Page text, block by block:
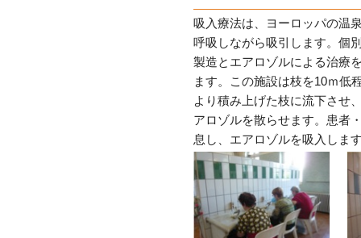
吸入療法は、ヨーロッパの温
呼吸しながら吸引します。個
製造とエアロゾルによる治療
ます。この施設は枝を10ｍ低
より積み上げた枝に流下させ
アロゾルを散らせます。患者
息し、エアロゾルを吸入しま